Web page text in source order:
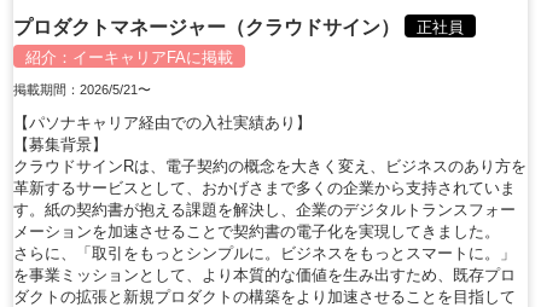
プロダクトマネージャー（クラウドサイン）
正社員
紹介： イーキャリアFAに掲載
掲載期間：2026/5/21〜
【パソナキャリア経由での入社実績あり】
【募集背景】
クラウドサインRは、電子契約の概念を大きく変え、ビジネスのあり方を
革新するサービスとして、おかげさまで多くの企業から支持されていま
す。紙の契約書が抱える課題を解決し、企業のデジタルトランスフォー
メーションを加速させることで契約書の電子化を実現してきました。
さらに、「取引をもっとシンプルに。ビジネスをもっとスマートに。」
を事業ミッションとして、より本質的な価値を生み出すため、既存プロ
ダクトの拡張と新規プロダクトの構築をより加速させることを目指して